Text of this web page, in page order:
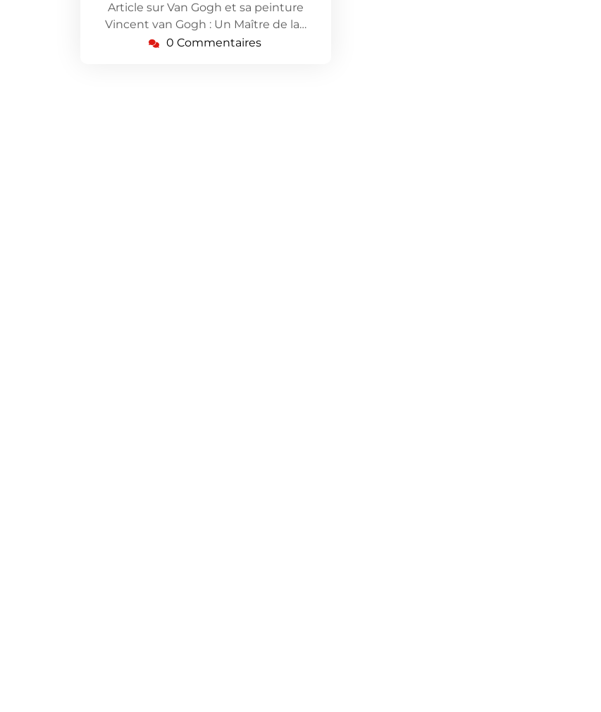
Article sur Van Gogh et sa peinture
Vincent van Gogh : Un Maître de la…
0 Commentaires